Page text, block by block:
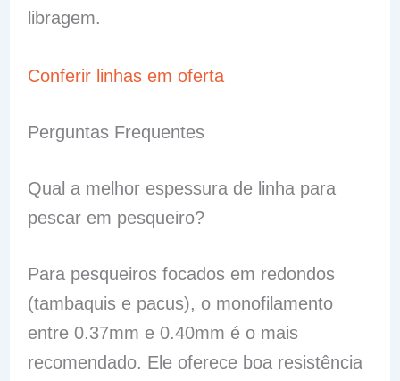
libragem.
Conferir linhas em oferta
Perguntas Frequentes
Qual a melhor espessura de linha para
pescar em pesqueiro?
Para pesqueiros focados em redondos
(tambaquis e pacus), o monofilamento
entre 0.37mm e 0.40mm é o mais
recomendado. Ele oferece boa resistência